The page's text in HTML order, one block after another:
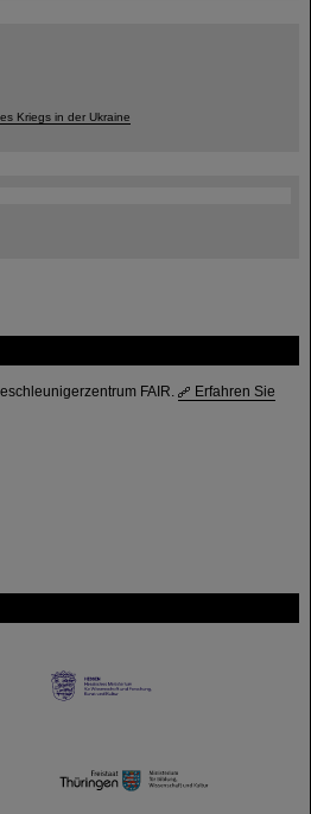
FAIR.
Erfahren Sie
Kriegs in der Ukraine